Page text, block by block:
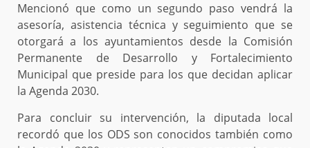
Mencionó que como un segundo paso vendrá la
asesoría, asistencia técnica y seguimiento que se
otorgará a los ayuntamientos desde la Comisión
Permanente de Desarrollo y Fortalecimiento
Municipal que preside para los que decidan aplicar
la Agenda 2030.
Para concluir su intervención, la diputada local
recordó que los ODS son conocidos también como